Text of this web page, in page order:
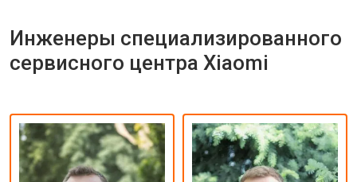
Инженеры специализированного
сервисного центра Xiaomi